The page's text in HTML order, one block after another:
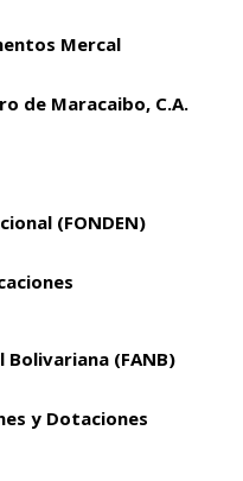
Mercal
de Maracaibo, C.A.
(FONDEN)
Bolivariana (FANB)
y Dotaciones